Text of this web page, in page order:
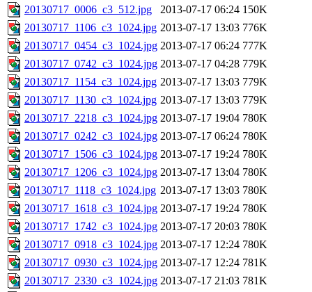
20130717_0006_c3_512.jpg 2013-07-17 06:24 150K
20130717_1106_c3_1024.jpg 2013-07-17 13:03 776K
20130717_0454_c3_1024.jpg 2013-07-17 06:24 777K
20130717_0742_c3_1024.jpg 2013-07-17 04:28 779K
20130717_1154_c3_1024.jpg 2013-07-17 13:03 779K
20130717_1130_c3_1024.jpg 2013-07-17 13:03 779K
20130717_2218_c3_1024.jpg 2013-07-17 19:04 780K
20130717_0242_c3_1024.jpg 2013-07-17 06:24 780K
20130717_1506_c3_1024.jpg 2013-07-17 19:24 780K
20130717_1206_c3_1024.jpg 2013-07-17 13:04 780K
20130717_1118_c3_1024.jpg 2013-07-17 13:03 780K
20130717_1618_c3_1024.jpg 2013-07-17 19:24 780K
20130717_1742_c3_1024.jpg 2013-07-17 20:03 780K
20130717_0918_c3_1024.jpg 2013-07-17 12:24 780K
20130717_0930_c3_1024.jpg 2013-07-17 12:24 781K
20130717_2330_c3_1024.jpg 2013-07-17 21:03 781K